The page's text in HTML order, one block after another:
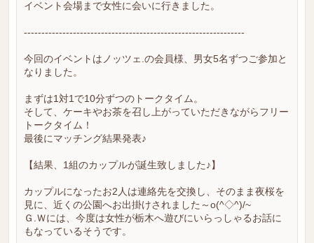
イベント会場まで女性に会いに行きました。
---------------------------------------------------------------
今回のイベントはノッツェ.の会員様、男女5名ずつご参加と
なりました。
まずは1対1で10分ずつのトークタイム。
そして、ケーキやお茶を召し上がっていただきながらフリー
トークタイム！
最後にマッチング結果発表♪
【結果、1組のカップルが誕生致しました♪】
カップルになったお2人は連絡先を交換し、そのまま夜桜を
見に、近くの公園へお出掛けされました～o(^◇^)/~
Ｇ.Ｗには、今度は女性が栃木へ遊びにいらっしゃるお話に
もなっているそうです。